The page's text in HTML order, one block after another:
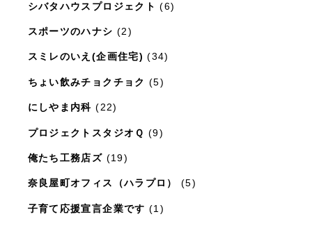
シバタハウスプロジェクト (6)
スポーツのハナシ (2)
スミレのいえ(企画住宅) (34)
ちょい飲みチョクチョク (5)
にしやま内科 (22)
プロジェクトスタジオＱ (9)
俺たち工務店ズ (19)
奈良屋町オフィス（ハラプロ） (5)
子育て応援宣言企業です (1)